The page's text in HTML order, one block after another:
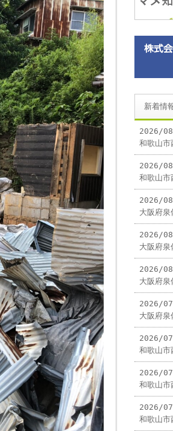
新着情
2026/
和歌山市
2026/
和歌山市
2026/
大阪府
2026/
大阪府
2026/
大阪府
2026/
大阪府
2026/
和歌山市
2026/
和歌山市
2026/
和歌山市